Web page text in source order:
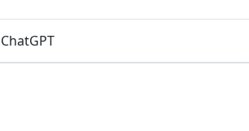
ChatGPT